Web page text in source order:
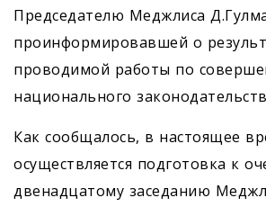
Председателю Меджлиса
проинформировавшей о
проводимой работы по
национального
Как сообщалось, в настоящее
осуществляется подготовка к
двенадцатому заседанию